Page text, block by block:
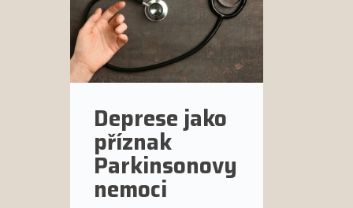
Deprese jako
příznak
Parkinsonovy
nemoci